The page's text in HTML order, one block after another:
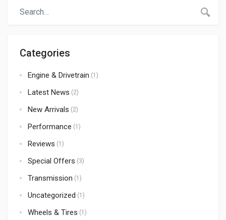
Categories
Engine & Drivetrain (1)
Latest News (2)
New Arrivals (2)
Performance (1)
Reviews (1)
Special Offers (3)
Transmission (1)
Uncategorized (1)
Wheels & Tires (1)